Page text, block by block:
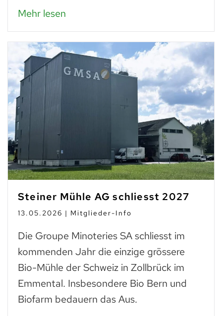
Mehr lesen
Steiner Mühle AG schliesst 2027
13.05.2026 | Mitglieder-Info
Die Groupe Minoteries SA schliesst im
kommenden Jahr die einzige grössere
Bio-Mühle der Schweiz in Zollbrück im
Emmental. Insbesondere Bio Bern und
Biofarm bedauern das Aus.